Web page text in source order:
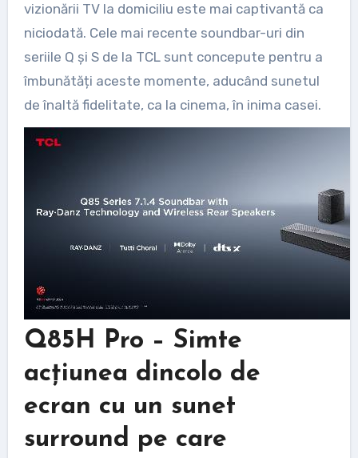
vizionării TV la domiciliu este mai captivantă ca
niciodată. Cele mai recente soundbar-uri din
seriile Q și S de la TCL sunt concepute pentru a
îmbunătăți aceste momente, aducând sunetul
de înaltă fidelitate, ca la cinema, în inima casei.
Q85H Pro – Simte
acțiunea dincolo de
ecran cu un sunet
surround pe care